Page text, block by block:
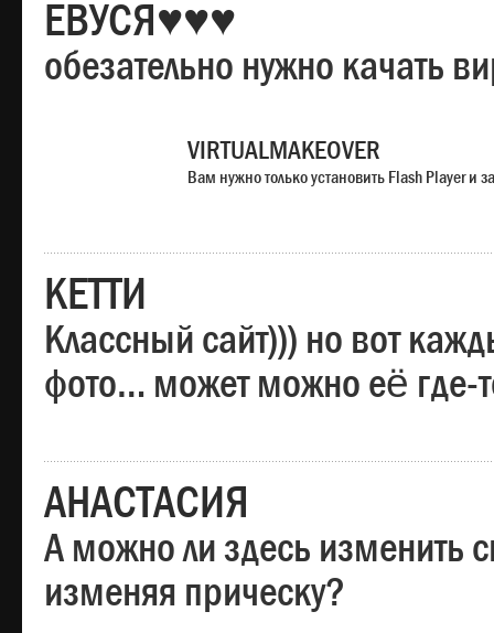
ЕВУСЯ♥♥♥
обезательно нужно качать
VIRTUALMAKEOVER
Вам нужно только установить Flash Player и
КЕТТИ
Классный сайт))) но вот
фото… может можно её где-
АНАСТАСИЯ
А можно ли здесь изменить
изменяя прическу?